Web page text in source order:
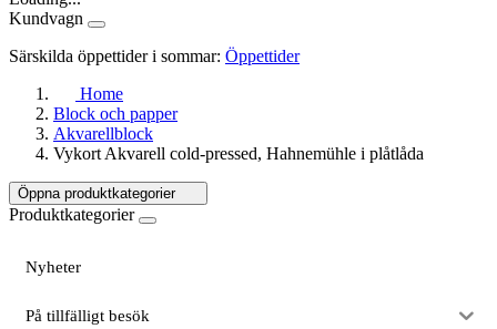
Kundvagn
Särskilda öppettider i sommar: Öppettider
Home
Block och papper
Akvarellblock
Vykort Akvarell cold-pressed, Hahnemühle i plåtlåda
Öppna produktkategorier
Produktkategorier
Nyheter
På tillfälligt besök